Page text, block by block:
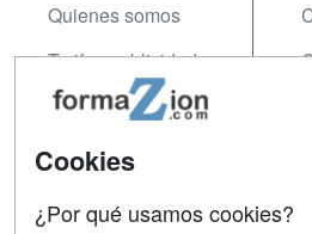
Quienes somos
Tarifas publicidad
Acceso Usuarios
Acceso Centros
Cookies
¿Por qué usamos cookies?